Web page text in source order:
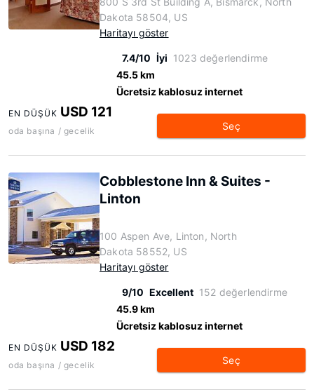
Dakota 58504, US
Haritayı göster
7.4/10 İyi 1023 değerlendirme
45.5 km
Ücretsiz kablosuz internet
EN DÜŞÜK USD 121
oda başına / gecelik Seç
Cobblestone Inn & Suites -
Linton
100 Aspen Ave, Linton, North
Dakota 58552, US
Haritayı göster
9/10 Excellent 152 değerlendirme
45.9 km
Ücretsiz kablosuz internet
EN DÜŞÜK USD 182
oda başına / gecelik Seç